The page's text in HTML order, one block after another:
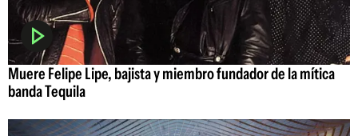
Muere Felipe Lipe, bajista y miembro fundador de la mítica
banda Tequila